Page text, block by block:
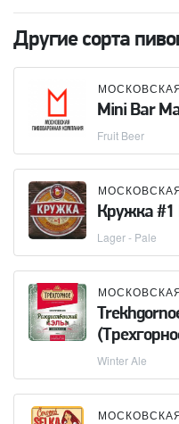
Другие сорта
Mini Bar
Fruit Beer
Кружка #1
Lager - Pale
Winter Ale